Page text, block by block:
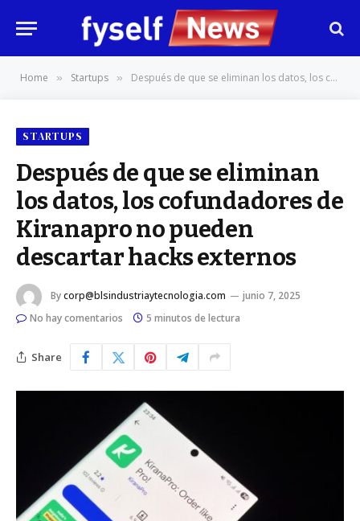
Home » Startups » Después de que se eliminan los datos, los cofundadores de Kiranapro no pueden descartar hacks externos
STARTUPS
Después de que se eliminan
los datos, los cofundadores de
Kiranapro no pueden
descartar hacks externos
Bycorp@blsindustriaytecnologia.com
junio 7, 2025
No hay comentarios
5 minutos de lectura
Share